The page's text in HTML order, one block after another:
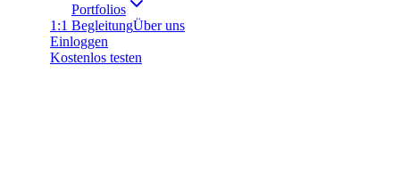
Portfolios
1:1 BegleitungÜber uns
Einloggen
Kostenlos testen